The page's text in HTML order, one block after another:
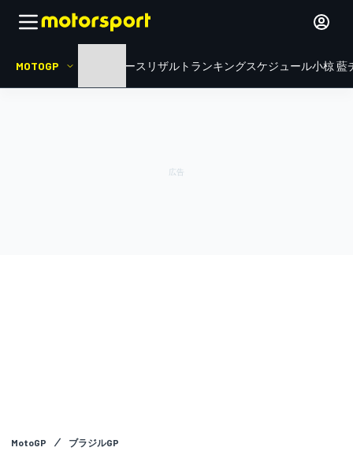
MOTOGP ニュース リザルト ランキングスケジュール小椋 藍
MotoGP ブラジルGP